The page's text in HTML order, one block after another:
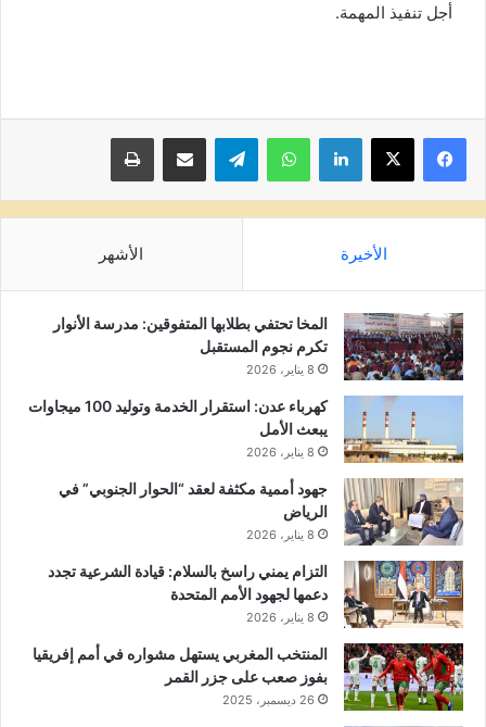
أجل تنفيذ المهمة.
لينكدإن واتساب تيلقرام مشاركة عبر البريد طباعة
الأخيرة الأشهر
المخا تحتفي بطلابها المتفوقين: مدرسة الأنوار
تكرم نجوم المستقبل
8 يناير، 2026
كهرباء عدن: استقرار الخدمة وتوليد 100 ميجاوات
يبعث الأمل
8 يناير، 2026
جهود أممية مكثفة لعقد “الحوار الجنوبي” في
الرياض
8 يناير، 2026
التزام يمني راسخ بالسلام: قيادة الشرعية تجدد
دعمها لجهود الأمم المتحدة
8 يناير، 2026
المنتخب المغربي يستهل مشواره في أمم إفريقيا
بفوز صعب على جزر القمر
26 ديسمبر، 2025